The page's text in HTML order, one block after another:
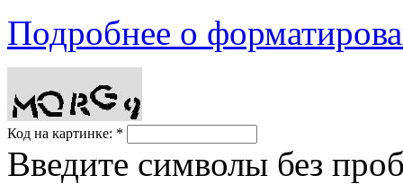
Подробнее о
Код на картинке: *
Введите символы без